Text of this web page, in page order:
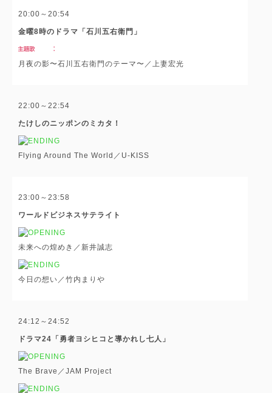
20:00～20:54
金曜8時のドラマ「石川五右衛門」
月夜の影〜石川五右衛門のテーマ〜／上妻宏光
22:00～22:54
たけしのニッポンのミカタ！
Flying Around The World／U-KISS
23:00～23:58
ワールドビジネスサテライト
未来への煌めき／新井誠志
今日の想い／竹内まりや
24:12～24:52
ドラマ24「勇者ヨシヒコと導かれし七人」
The Brave／JAM Project